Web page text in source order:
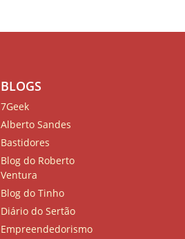
BLOGS
7Geek
Alberto Sandes
Bastidores
Blog do Roberto
Ventura
Blog do Tinho
Diário do Sertão
Empreendedorismo